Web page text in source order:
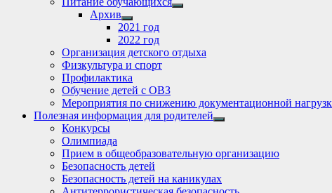
Show
Архив
Show
sub
menu
2021 год
2022 год
Организация детского отдыха
Физкультура и спорт
Профилактика
Обучение детей с ОВЗ
Мероприятия по снижению документационной
Полезная информация для родителей
Show
Конкурсы
Олимпиада
Прием в общеобразовательную организацию
Безопасность детей
Безопасность детей на каникулах